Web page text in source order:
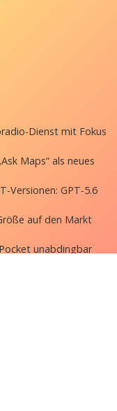
Dienst mit Fokus
Maps“ als neues
Versionen: GPT-5.6
auf den Markt
unabdingbar